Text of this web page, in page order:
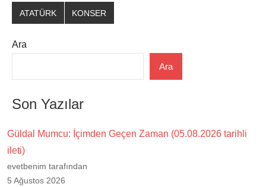
ATATÜRK KONSER
Ara
Ara
Son Yazılar
Güldal Mumcu: İçimden Geçen Zaman (05.08.2026 tarihli
ileti)
evetbenim tarafından
5 Ağustos 2026